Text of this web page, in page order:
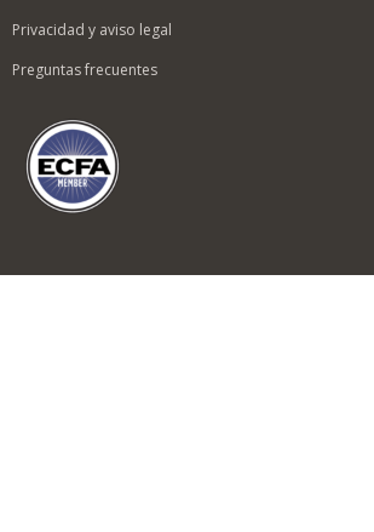
Privacidad y aviso legal
Preguntas frecuentes